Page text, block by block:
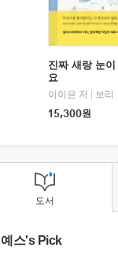
진짜 새랑 눈
요
이이은 저
보리
15,300원
도서
예스's Pick